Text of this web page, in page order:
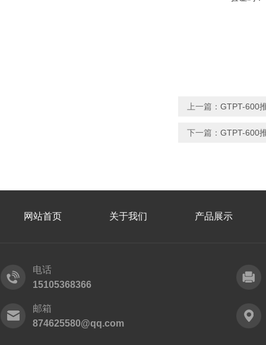
上一篇： GTPT-600
下一篇： GTPT-600
网站首页 关于我们 产品展示
电话
15105368366
邮箱
874625580@qq.com